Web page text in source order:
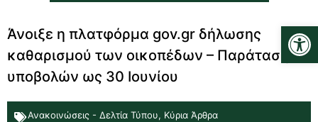
Άνοιξε η πλατφόρμα gov.gr δήλωσης
καθαρισμού των οικοπέδων – Παράταση
υποβολών ως 30 Ιουνίου
Ανακοινώσεις - Δελτία Τύπου, Κύρια Άρθρα